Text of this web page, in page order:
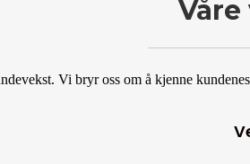
Vi bryr oss om å kjenne